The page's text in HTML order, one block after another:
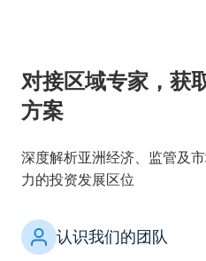
对接区域专家，获
方案
深度解析亚洲经济、监管及
力的投资发展区位
认识我们的团队